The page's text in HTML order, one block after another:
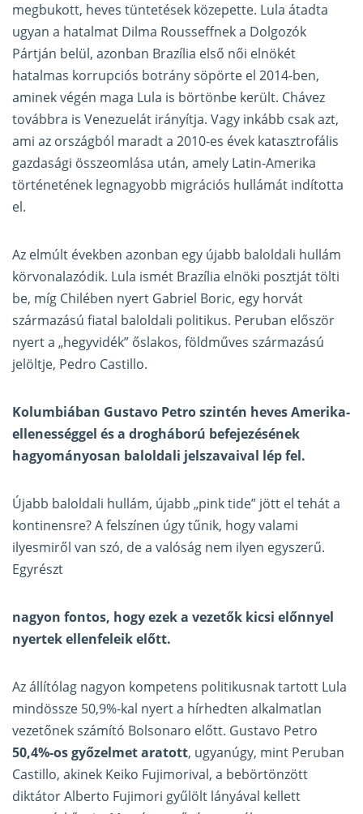
megbukott, heves tüntetések közepette. Lula átadta
ugyan a hatalmat Dilma Rousseffnek a Dolgozók
Pártján belül, azonban Brazília első női elnökét
hatalmas korrupciós botrány söpörte el 2014-ben,
aminek végén maga Lula is börtönbe került. Chávez
továbbra is Venezuelát irányítja. Vagy inkább csak azt,
ami az országból maradt a 2010-es évek katasztrofális
gazdasági összeomlása után, amely Latin-Amerika
történetének legnagyobb migrációs hullámát indította
el.
Az elmúlt években azonban egy újabb baloldali hullám
körvonalazódik. Lula ismét Brazília elnöki posztját tölti
be, míg Chilében nyert Gabriel Boric, egy horvát
származású fiatal baloldali politikus. Peruban először
nyert a „hegyvidék” őslakos, földműves származású
jelöltje, Pedro Castillo.
Kolumbiában Gustavo Petro szintén heves Amerika-
ellenességgel és a drogháború befejezésének
hagyományosan baloldali jelszavaival lép fel.
Újabb baloldali hullám, újabb „pink tide” jött el tehát a
kontinensre? A felszínen úgy tűnik, hogy valami
ilyesmiről van szó, de a valóság nem ilyen egyszerű.
Egyrészt
nagyon fontos, hogy ezek a vezetők kicsi előnnyel
nyertek ellenfeleik előtt.
Az állítólag nagyon kompetens politikusnak tartott Lula
mindössze 50,9%-kal nyert a hírhedten alkalmatlan
vezetőnek számító Bolsonaro előtt. Gustavo Petro
50,4%-os győzelmet aratott, ugyanúgy, mint Peruban
Castillo, akinek Keiko Fujimorival, a bebörtönzött
diktátor Alberto Fujimori gyűlölt lányával kellett